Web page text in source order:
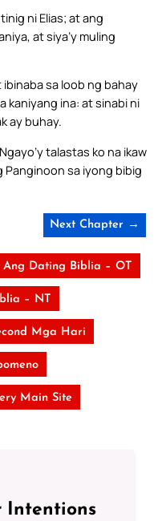
ni Elias; at ang
at siya’y muling
ibinaba sa loob ng bahay
kaniyang ina: at sinabi ni
ay buhay.
talastas ko na ikaw
Panginoon sa iyong bibig
Next Chapter →
Ang Dating Biblia – OT
– NT
Mga Hari
Main Site
Intentions